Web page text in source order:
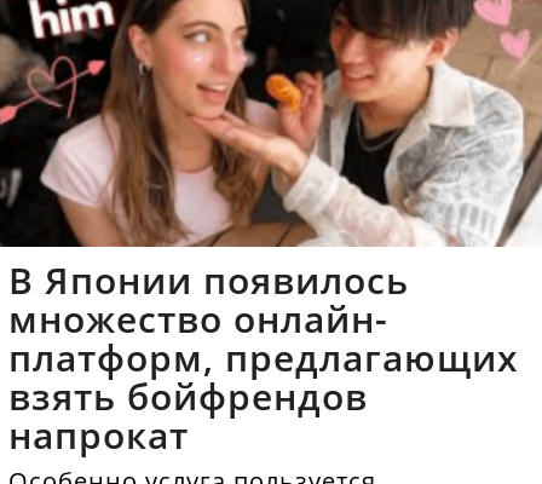
В Японии появилось
множество онлайн-
платформ, предлагающих
взять бойфрендов
напрокат